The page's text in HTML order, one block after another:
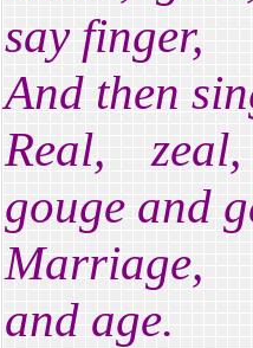
say finger,
And then
Real,
gouge and
Marriage,
and age.